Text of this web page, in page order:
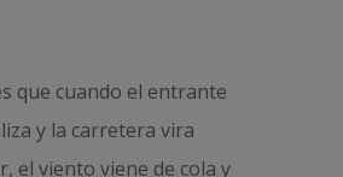
que cuando el entrante
y la carretera vira
el viento viene de cola y